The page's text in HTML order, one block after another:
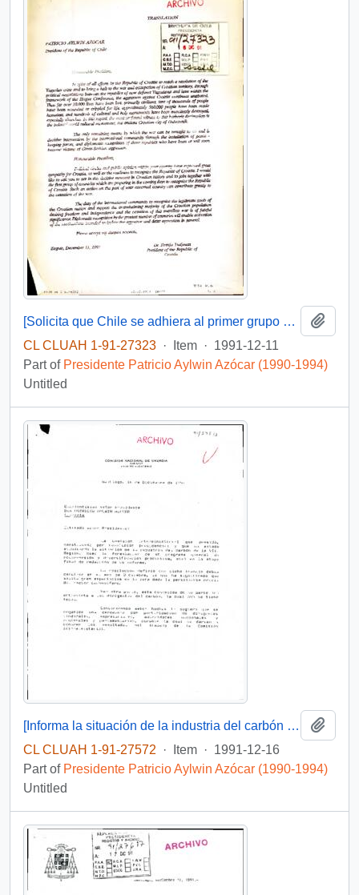
[Solicita que Chile se adhiera al primer grupo de Estados en reconocer a la República de Croacia]
CL CLUAH 1-91-27323 · Item · 1991-12-11
Part of Presidente Patricio Aylwin Azócar (1990-1994)
Untitled
[Informa la situación de la industria del carbón de la VIII Región]
CL CLUAH 1-91-27572
· Item · 1991-12-16
Part of Presidente Patricio Aylwin Azócar (1990-1994)
Untitled